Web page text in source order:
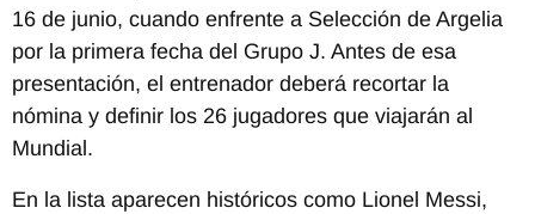
16 de junio, cuando enfrente a Selección de Argelia
por la primera fecha del Grupo J. Antes de esa
presentación, el entrenador deberá recortar la
nómina y definir los 26 jugadores que viajarán al
Mundial.
En la lista aparecen históricos como Lionel Messi,